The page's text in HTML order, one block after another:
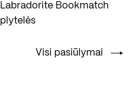
Labradorite Bookmatch
plytelės
Visi pasiūlymai